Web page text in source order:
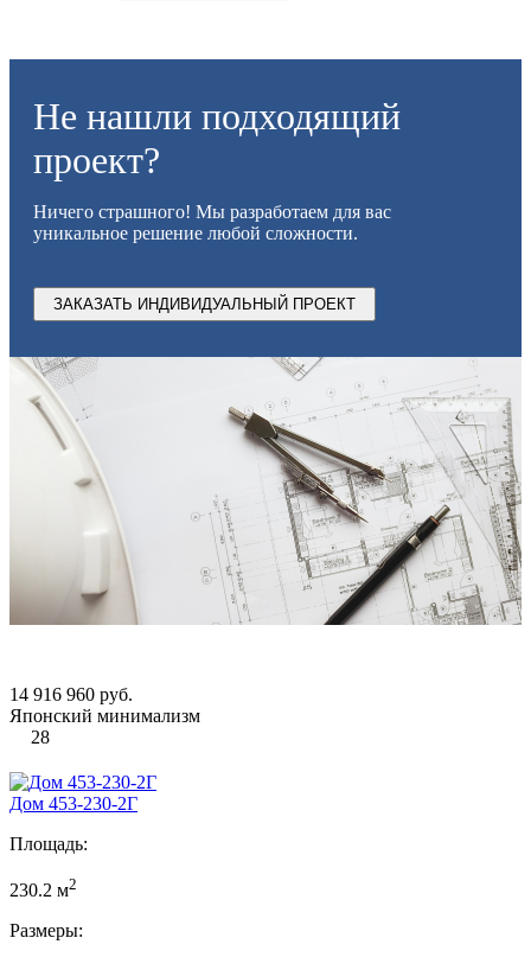
Не нашли подходящий
проект?
Ничего страшного! Мы разработаем для вас
уникальное решение любой сложности.
ЗАКАЗАТЬ ИНДИВИДУАЛЬНЫЙ ПРОЕКТ
14 916 960 руб.
Японский минимализм
28
Дом 453-230-2Г
Площадь:
230.2 м2
Размеры: